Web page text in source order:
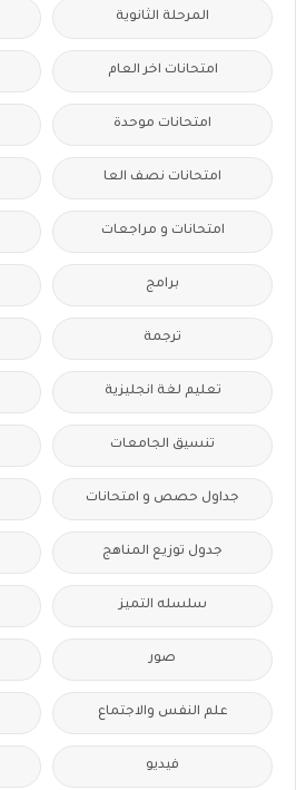
المرحلة الثانوية
امتحانات اخر العام
امتحانات موحدة
امتحانات نصف العا
امتحانات و مراجعات
برامج
ترجمة
تعليم لغة انجليزية
تنسيق الجامعات
جداول حصص و امتحانات
جدول توزيع المناهج
سلسله التميز
صور
علم النفس والاجتماع
فيديو